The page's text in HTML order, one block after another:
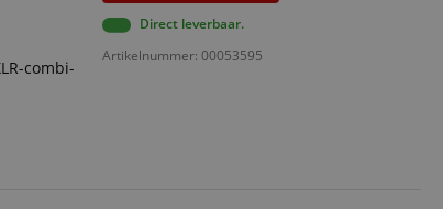
combi-
Direct leverbaar.
Artikelnummer: 00053595